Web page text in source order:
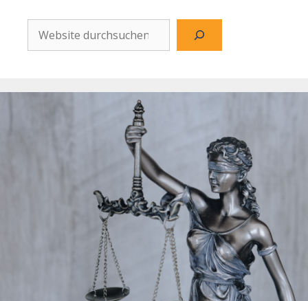
Website
durchsuchen